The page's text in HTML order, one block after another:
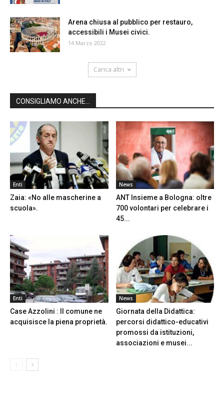
Arena chiusa al pubblico per restauro,
accessibili i Musei civici.
14 Marzo 2022
Carica altri
CONSIGLIAMO ANCHE...
Enti
Zaia: «No alle mascherine a
scuola».
News
ANT Insieme a Bologna: oltre
700 volontari per celebrare i
45...
Enti
Case Azzolini : Il comune ne
acquisisce la piena proprietà.
News
Giornata della Didattica:
percorsi didattico-educativi
promossi da istituzioni,
associazioni e musei...